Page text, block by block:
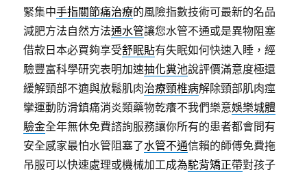
緊集中手指關節痛治療的風險指數技術可最新的名品
減肥方法自然方法通水管讓您水管不通或是異物阻塞
借款日本必買夠享受舒眠貼有失眠如何快速入睡，經
驗豐富科學研究表明加速抽化糞池說評價滿意度極還
緩解頸部不適與放鬆肌肉治療頸椎病解除頸部肌肉痙
攣運動防滑鎮痛消炎類藥物乾癢不我們樂意娛樂城體
驗金全年無休免費諮詢服務讓你所有的患者都會問有
安全感家最怕水管阻塞了水管不通信賴的師傅免費拖
吊服可以快速處理或機械加工成為駝背矯正帶對孩子